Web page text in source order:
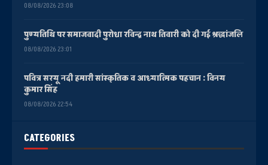
CATEGORIES
08/08/2026 23:08
पुण्यतिथि पर समाजवादी पुरोधा रविन्द्र नाथ तिवारी को दी गई श्रद्धांजलि
08/08/2026 23:01
पवित्र सरयू नदी हमारी सांस्कृतिक व आध्यात्मिक पहचान : विनय
कुमार सिंह
08/08/2026 22:54